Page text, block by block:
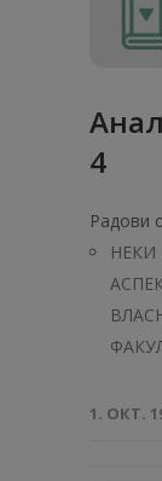
4
Радови
1. ОКТ.